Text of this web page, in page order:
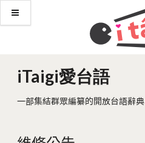
iTaigi愛台語
一部集結群眾編纂的開放台語辭典